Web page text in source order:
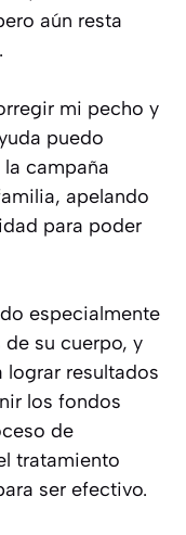
aún resta
mi pecho y
puedo
la campaña
apelando
para poder
especialmente
su cuerpo, y
lograr resultados
los fondos
de
tratamiento
ser efectivo.